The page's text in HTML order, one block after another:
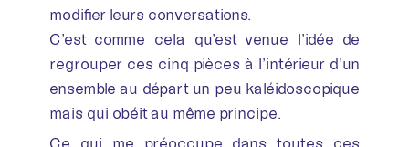
modifier leurs conversations.
C’est comme cela qu’est venue l’idée de
regrouper ces cinq pièces à l’intérieur d’un
ensemble au départ un peu kaléidoscopique
mais qui obéit au même principe.